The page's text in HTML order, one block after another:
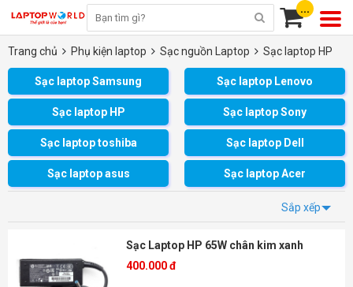
...
Trang chủ Phụ kiện laptop Sạc nguồn Laptop Sạc laptop HP
Sạc laptop Samsung Sạc laptop Lenovo
Sạc laptop HP Sạc laptop Sony
Sạc laptop toshiba Sạc laptop Dell
Sạc laptop asus Sạc laptop Acer
Sắp xếp
Sạc Laptop HP 65W chân kim xanh
400.000 đ